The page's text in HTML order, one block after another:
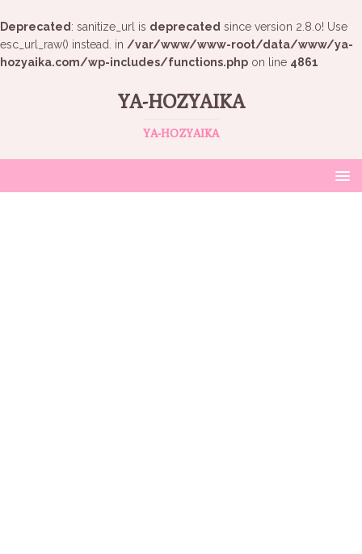
Deprecated : sanitize_url is deprecated since version 2.8.0! Use
esc_url_raw() instead. in /var/www/www-root/data/www/ya-
hozyaika.com/wp-includes/functions.php on line 4861
YA-HOZYAIKA
YA-HOZYAIKA